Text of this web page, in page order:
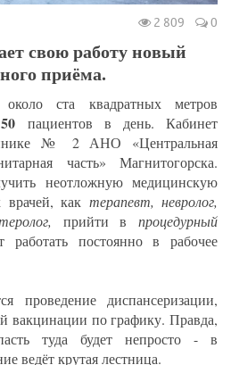
2 809 0
свою работу новый
приёма.
ста квадратных метров
50 пациентов в день. Кабинет
№ 2 АНО «Центральная
часть» Магнитогорска.
неотложную медицинскую
врачей, как терапевт, невролог,
прийти в процедурный
работать постоянно в рабочее
проведение диспансеризации,
вакцинации по графику. Правда,
туда будет непросто - в
ведёт крутая лестница.